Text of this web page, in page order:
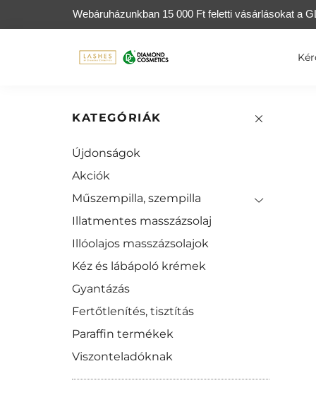
Webáruházunkban 15 000 Ft feletti vásárlásokat a
KATEGÓRIÁK
Újdonságok
Akciók
Műszempilla, szempilla
Illatmentes masszázsolaj
Illóolajos masszázsolajok
Kéz és lábápoló krémek
Gyantázás
Fertőtlenítés, tisztítás
Paraffin termékek
Viszonteladóknak